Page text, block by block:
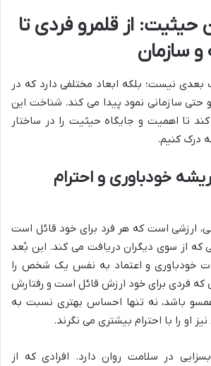
حیثیت: از قلمرو فردی تا
سازمان
نیست؛ بلکه ابعاد مختلفی دارد که در
و حتی سازمانی نمود پیدا می کند. شناخت این
تا اهمیت و جایگاه حیثیت را در ساختار
درک کنیم.
خودباوری و احترام
ارزشی است که هر فرد برای خود قائل است
که از سوی دیگران دریافت می کند. این بُعد
خودباوری و اعتماد به نفس یک شخص را
فردی برای خود ارزش قائل است و رفتارش
باشد، نه تنها احساس بهتری نسبت به
او را با احترام بیشتری می نگرند.
در سلامت روان دارد. افرادی که از